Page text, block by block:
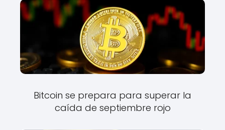
Bitcoin se prepara para superar la
caída de septiembre rojo